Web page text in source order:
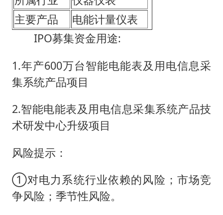
主要产品
电能计量仪表
IPO募集资金用途:
1.年产600万台智能电能表及用电信息采
集系统产品项目
2.智能电能表及用电信息采集系统产品技
术研发中心升级项目
风险提示：
①对电力系统行业依赖的风险；市场竞
争风险；季节性风险。